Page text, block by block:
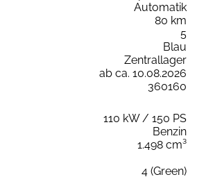
Automatik
80 km
5
Blau
Zentrallager
ab ca. 10.08.2026
360160
110 kW / 150 PS
Benzin
1.498 cm³
4 (Green)